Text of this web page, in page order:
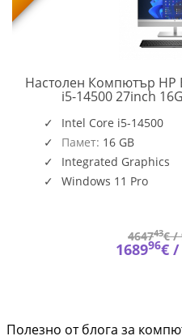
90Y60057RM
Настолен Компютър HP
i5-14500 27inch
Intel Core i5-14500
Памет: 16 GB
Integrated Graphics
Windows 11 Pro
464743€ /
168996€ /
Полезно от блога за